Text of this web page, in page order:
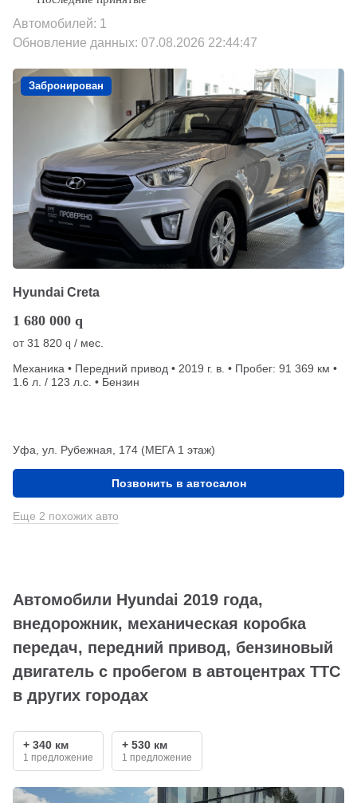
Автомобилей: 1
Обновление данных: 07.08.2026 22:44:47
Забронирован
Hyundai Creta
1 680 000 q
от31 820 q / мес.
Механика • Передний привод • 2019 г. в. • Пробег: 91 369 км •
1.6 л. / 123 л.с. • Бензин
Уфа, ул. Рубежная, 174 (МЕГА 1 этаж)
Позвонить в автосалон
Еще 2 похожих авто
Автомобили Hyundai 2019 года,
внедорожник, механическая коробка
передач, передний привод, бензиновый
двигатель с пробегом в автоцентрах ТТС
в других городах
+ 340 км
1 предложение
+ 530 км
1 предложение